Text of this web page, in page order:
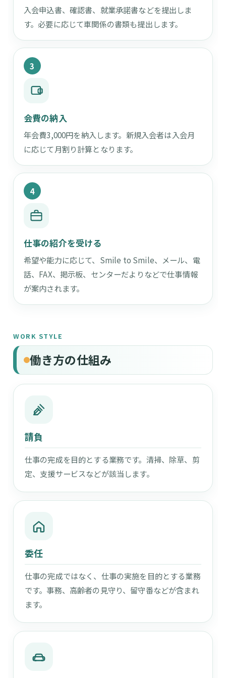
入会申込書、確認書、就業承諾書などを提出しま
す。必要に応じて車関係の書類も提出します。
3
会費の納入
年会費3,000円を納入します。新規入会者は入会月
に応じて月割り計算となります。
4
仕事の紹介を受ける
希望や能力に応じて、Smile to Smile、メール、電
話、FAX、掲示板、センターだよりなどで仕事情報
が案内されます。
WORK STYLE
働き方の仕組み
請負
仕事の完成を目的とする業務です。清掃、除草、剪
定、支援サービスなどが該当します。
委任
仕事の完成ではなく、仕事の実施を目的とする業務
です。事務、高齢者の見守り、留守番などが含まれ
ます。